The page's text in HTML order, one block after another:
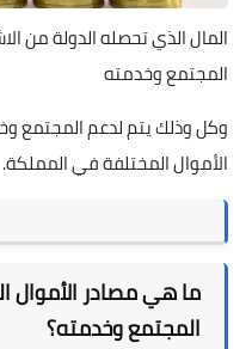
المال الذي تحصله الدولة من
المجتمع وخدمته
وكل وذلك يتم لدعم المجتمع
الأموال المختلفة في المملكة.
ما هي مصادر الأموال
المجتمع وخدمته؟